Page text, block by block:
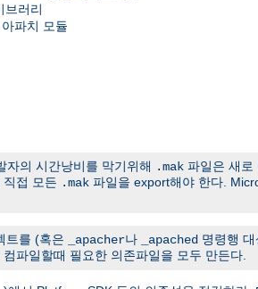
브러리
파치 모듈
자의 시간낭비를 막기위해 .mak 파일은 새로
접 모든 .mak 파일을 export해야 한다.
트를 (혹은 _apacher나 _apached 명령행
파일할때 필요한 의존파일을 모두 만든다.